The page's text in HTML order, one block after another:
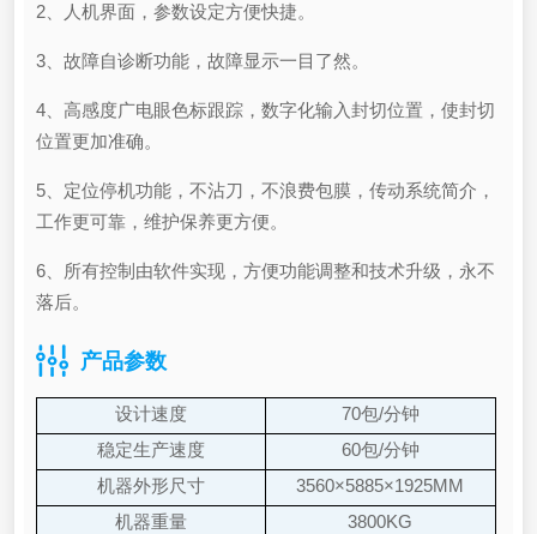
2、人机界面，参数设定方便快捷。
3、故障自诊断功能，故障显示一目了然。
4、高感度广电眼色标跟踪，数字化输入封切位置，使封切
位置更加准确。
5、定位停机功能，不沾刀，不浪费包膜，传动系统简介，
工作更可靠，维护保养更方便。
6、所有控制由软件实现，方便功能调整和技术升级，永不
落后。
产品参数
设计速度
70包/分钟
稳定生产速度
60包/分钟
机器外形尺寸
3560×5885×1925MM
机器重量
3800KG